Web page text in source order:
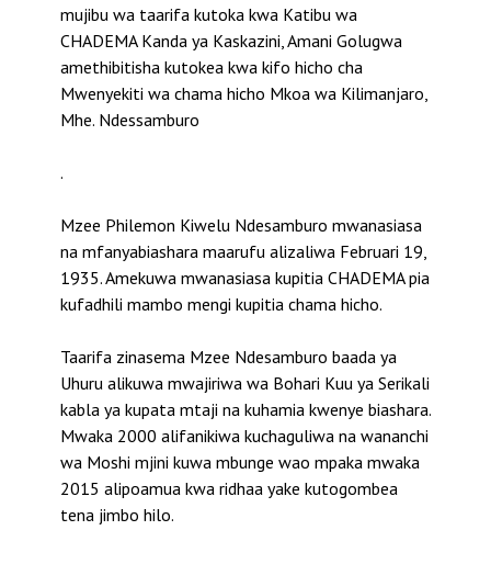
mujibu wa taarifa kutoka kwa Katibu wa
CHADEMA Kanda ya Kaskazini, Amani Golugwa
amethibitisha kutokea kwa kifo hicho cha
Mwenyekiti wa chama hicho Mkoa wa Kilimanjaro,
Mhe. Ndessamburo
.
Mzee Philemon Kiwelu Ndesamburo mwanasiasa
na mfanyabiashara maarufu alizaliwa Februari 19,
1935. Amekuwa mwanasiasa kupitia CHADEMA pia
kufadhili mambo mengi kupitia chama hicho.
Taarifa zinasema Mzee Ndesamburo baada ya
Uhuru alikuwa mwajiriwa wa Bohari Kuu ya Serikali
kabla ya kupata mtaji na kuhamia kwenye biashara.
Mwaka 2000 alifanikiwa kuchaguliwa na wananchi
wa Moshi mjini kuwa mbunge wao mpaka mwaka
2015 alipoamua kwa ridhaa yake kutogombea
tena jimbo hilo.